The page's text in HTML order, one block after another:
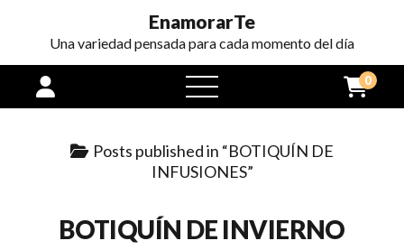
EnamorarTe
Una variedad pensada para cada momento del día
open
menu
0
Posts published in “BOTIQUÍN DE
INFUSIONES”
BOTIQUÍN DE INVIERNO